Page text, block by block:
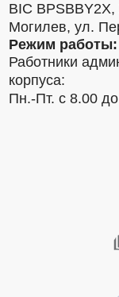
BIC
Могилев, ул.
Режим работы:
Работники
корпуса:
Пн.-Пт. с 8.00